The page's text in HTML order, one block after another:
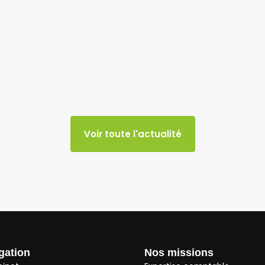
Voir toute l'actualité
Nos missions